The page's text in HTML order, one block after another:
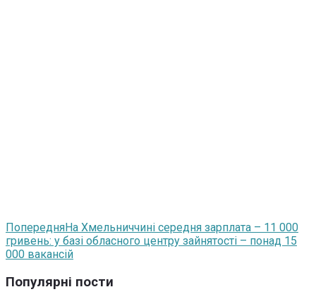
ПопередняНа Хмельниччині середня зарплата – 11 000
гривень: у базі обласного центру зайнятості – понад 15
000 вакансій
Популярні пости